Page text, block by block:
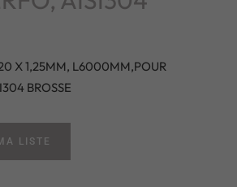
X 1,25MM, L6000MM,POUR
BROSSE
LISTE